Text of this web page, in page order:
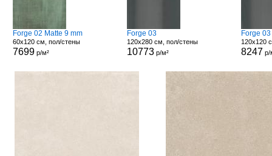
Forge 02 Matte 9 mm
60x120 см, пол/стены
7699р/м²
Forge 03
120x280 см, пол/стены
10773 р/м²
Forge
120x120
8247 р/